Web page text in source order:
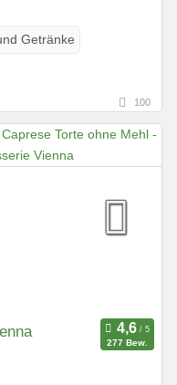
Getränke
100
277 Bew.